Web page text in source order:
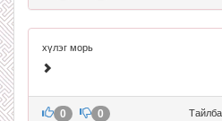
хүлэг морь
0 0